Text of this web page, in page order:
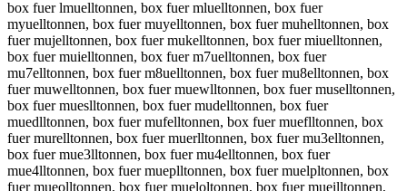
box fuer lmuelltonnen, box fuer mluelltonnen, box fuer
myuelltonnen, box fuer muyelltonnen, box fuer muhelltonnen, box
fuer mujelltonnen, box fuer mukelltonnen, box fuer miuelltonnen,
box fuer muielltonnen, box fuer m7uelltonnen, box fuer
mu7elltonnen, box fuer m8uelltonnen, box fuer mu8elltonnen, box
fuer muwelltonnen, box fuer muewlltonnen, box fuer muselltonnen,
box fuer mueslltonnen, box fuer mudelltonnen, box fuer
muedlltonnen, box fuer mufelltonnen, box fuer mueflltonnen, box
fuer murelltonnen, box fuer muerlltonnen, box fuer mu3elltonnen,
box fuer mue3lltonnen, box fuer mu4elltonnen, box fuer
mue4lltonnen, box fuer mueplltonnen, box fuer muelpltonnen, box
fuer mueolltonnen, box fuer mueloltonnen, box fuer mueilltonnen,